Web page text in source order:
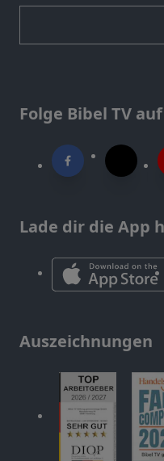
Folge Bibel TV
Lade dir die App
Auszeichnungen